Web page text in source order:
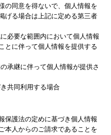
の同意を得ないで、個人情報を
げる場合は上記に定める第三者
必要な範囲内において個人情報
とに伴って個人情報を提供する
承継に伴って個人情報が提供さ
共同利用する場合
保護法の定めに基づき個人情報
本人からのご請求であることを